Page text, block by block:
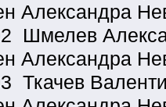
Александра
Шмелев
Александра
Ткачев